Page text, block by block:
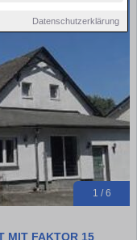
Datenschutzerklärung
1 / 6
MIT FAKTOR 15